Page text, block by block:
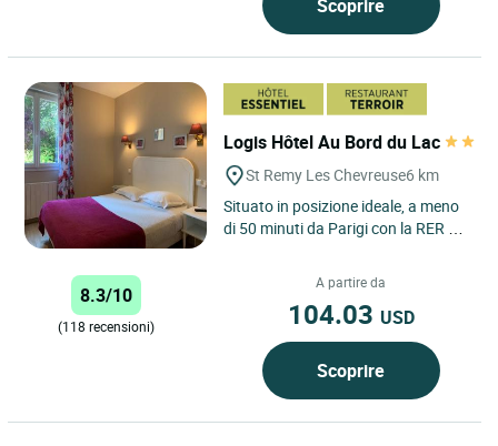
Scoprire
Logis Hôtel Au Bord du Lac
St Remy Les Chevreuse6 km
Situato in posizione ideale, a meno
di 50 minuti da Parigi con la RER B,
accoglie per un...
8.3/10
(118 recensioni)
A partire da
104.03 USD
Scoprire